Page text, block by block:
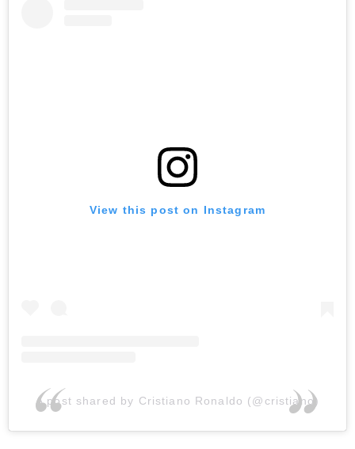
View this post on Instagram
A post shared by Cristiano Ronaldo (@cristiano)